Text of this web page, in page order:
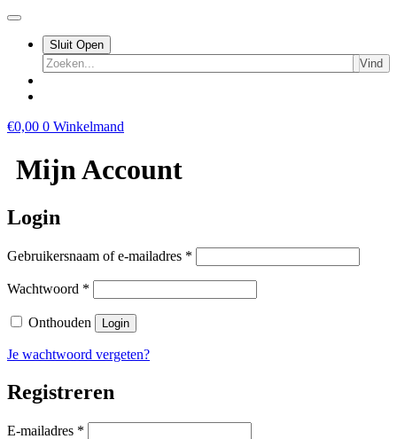
Sluit Open
Vind
€0,00 0 Winkelmand
Mijn Account
Login
Gebruikersnaam of e-mailadres *
Wachtwoord *
Onthouden Login
Je wachtwoord vergeten?
Registreren
E-mailadres *